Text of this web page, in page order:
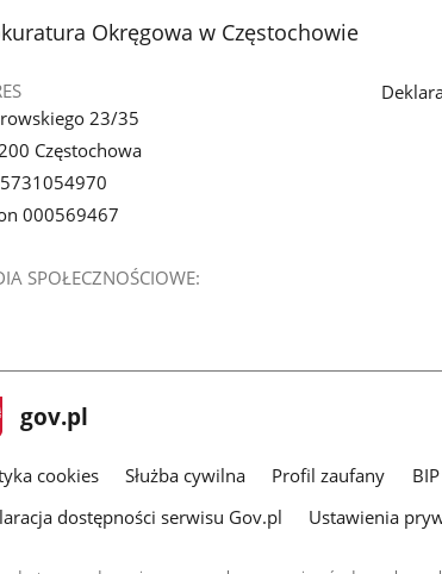
Okręgowa w Częstochowie
23/35
Częstochowa
000569467
SPOŁECZNOŚCIOWE:
Strona
gov.pl
gov.pl
cookies Służba cywilna Profil zaufany BIP
dostępności serwisu Gov.pl
Ustawienia